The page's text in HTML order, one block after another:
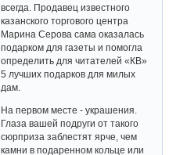
для мужчин. Выбор приятных
сюрпризов для казанских леди
впечатляет, но все-таки есть
такие, которым женщины рады
всегда. Продавец известного
казанского торгового центра
Марина Серова сама оказалась
определить для читателей «КВ»
5 лучших подарков для милых
дам.